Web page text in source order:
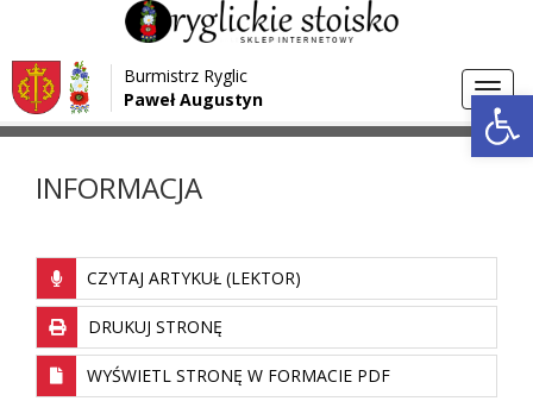
Przejdź do menu
Przejdź do głównej treści strony
Przejdź do stopki strony
Burmistrz Ryglic
Paweł Augustyn
Strona główna > Aktualności
INFORMACJA
CZYTAJ ARTYKUŁ (LEKTOR)
DRUKUJ STRONĘ
WYŚWIETL STRONĘ W FORMACIE PDF